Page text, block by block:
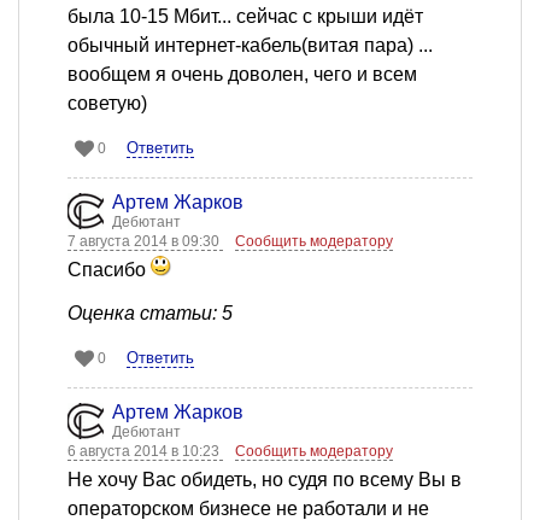
была 10-15 Мбит... сейчас с крыши идёт
обычный интернет-кабель(витая пара) ...
вообщем я очень доволен, чего и всем
советую)
0 Ответить
Артем Жарков
Дебютант
7 августа 2014 в 09:30
Сообщить модератору
Спасибо
Оценка статьи: 5
0 Ответить
Артем Жарков
Дебютант
6 августа 2014 в 10:23
Сообщить модератору
Не хочу Вас обидеть, но судя по всему Вы в
операторском бизнесе не работали и не